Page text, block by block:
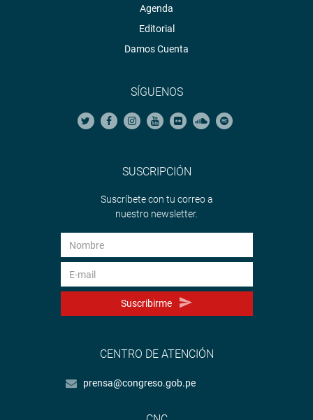
Agenda
Editorial
Damos Cuenta
SÍGUENOS
SUSCRIPCIÓN
Suscríbete con tu correo a
nuestro newsletter.
Suscribirme
CENTRO DE ATENCIÓN
prensa@congreso.gob.pe